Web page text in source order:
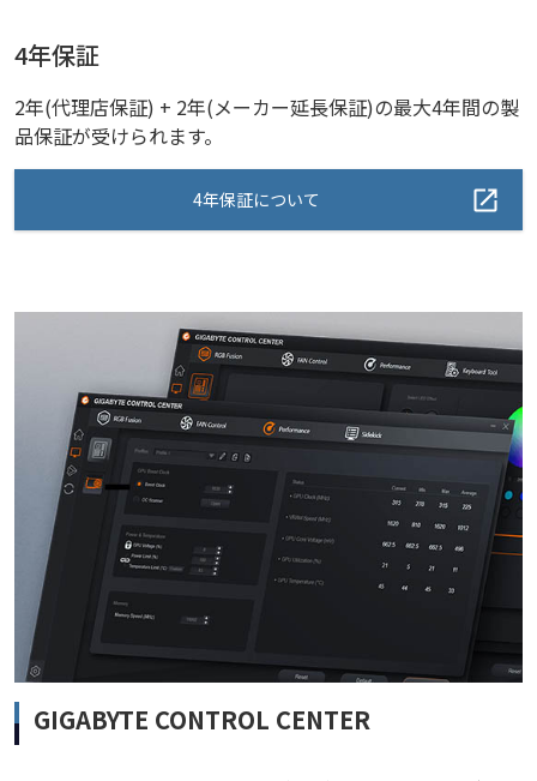
4年保証
2年(代理店保証) + 2年(メーカー延長保証)の最大4年間の製
品保証が受けられます。
4年保証について
GIGABYTE CONTROL CENTER